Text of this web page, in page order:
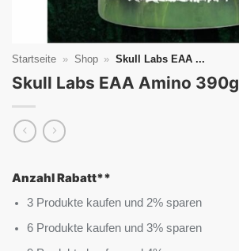
Startseite » Shop » Skull Labs EAA ...
Skull Labs EAA Amino 390g
Anzahl Rabatt**
3 Produkte kaufen und 2% sparen
6 Produkte kaufen und 3% sparen